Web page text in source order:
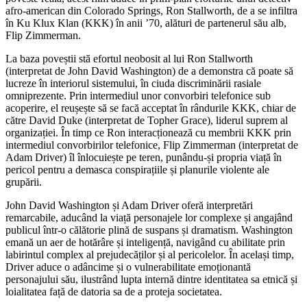
afro-american din Colorado Springs, Ron Stallworth, de a se infiltra
în Ku Klux Klan (KKK) în anii ’70, alături de partenerul său alb,
Flip Zimmerman.
La baza poveștii stă efortul neobosit al lui Ron Stallworth
(interpretat de John David Washington) de a demonstra că poate să
lucreze în interiorul sistemului, în ciuda discriminării rasiale
omniprezente. Prin intermediul unor convorbiri telefonice sub
acoperire, el reușește să se facă acceptat în rândurile KKK, chiar de
către David Duke (interpretat de Topher Grace), liderul suprem al
organizației. În timp ce Ron interacționează cu membrii KKK prin
intermediul convorbirilor telefonice, Flip Zimmerman (interpretat de
Adam Driver) îl înlocuiește pe teren, punându-și propria viață în
pericol pentru a demasca conspirațiile și planurile violente ale
grupării.
John David Washington și Adam Driver oferă interpretări
remarcabile, aducând la viață personajele lor complexe și angajând
publicul într-o călătorie plină de suspans și dramatism. Washington
emană un aer de hotărâre și inteligență, navigând cu abilitate prin
labirintul complex al prejudecăților și al pericolelor. În același timp,
Driver aduce o adâncime și o vulnerabilitate emoționantă
personajului său, ilustrând lupta internă dintre identitatea sa etnică și
loialitatea față de datoria sa de a proteja societatea.